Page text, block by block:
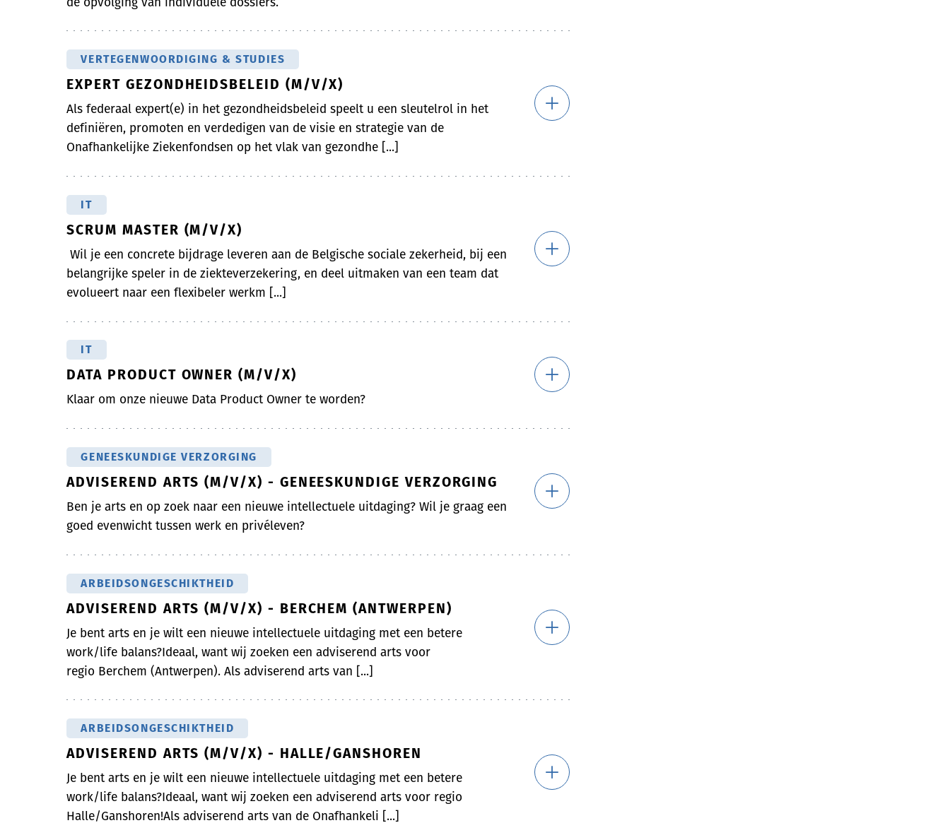
VERTEGENWOORDIGING & STUDIES
EXPERT GEZONDHEIDSBELEID (M/V/X)
Als federaal expert(e) in het gezondheidsbeleid speelt u een sleutelrol in het
definiëren, promoten en verdedigen van de visie en strategie van de
Onafhankelijke Ziekenfondsen op het vlak van gezondhe [...]
IT
SCRUM MASTER (M/V/X)
Wil je een concrete bijdrage leveren aan de Belgische sociale zekerheid, bij een
belangrijke speler in de ziekteverzekering, en deel uitmaken van een team dat
evolueert naar een flexibeler werkm [...]
IT
DATA PRODUCT OWNER (M/V/X)
Klaar om onze nieuwe Data Product Owner te worden?
GENEESKUNDIGE VERZORGING
ADVISEREND ARTS (M/V/X) - GENEESKUNDIGE VERZORGING
Ben je arts en op zoek naar een nieuwe intellectuele uitdaging? Wil je graag een
goed evenwicht tussen werk en privéleven?
ARBEIDSONGESCHIKTHEID
ADVISEREND ARTS (M/V/X) - BERCHEM (ANTWERPEN)
Je bent arts en je wilt een nieuwe intellectuele uitdaging met een betere
work/life balans?Ideaal, want wij zoeken een adviserend arts voor
regio Berchem (Antwerpen). Als adviserend arts van [...]
ARBEIDSONGESCHIKTHEID
ADVISEREND ARTS (M/V/X) - HALLE/GANSHOREN
Je bent arts en je wilt een nieuwe intellectuele uitdaging met een betere
work/life balans?Ideaal, want wij zoeken een adviserend arts voor regio
Halle/Ganshoren!Als adviserend arts van de Onafhankeli [...]